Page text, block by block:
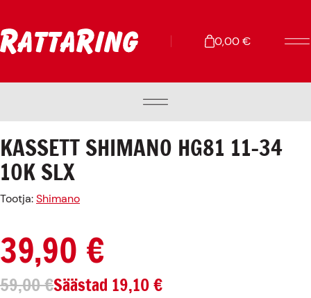
VARUOSAD
LISAVARUSTUS
HOOLDUS JA REMONT
TALV
0,00€
KASSETT SHIMANO HG81 11-34
10K SLX
Tootja:Shimano
39,90 €
59,00€Säästad 19,10€